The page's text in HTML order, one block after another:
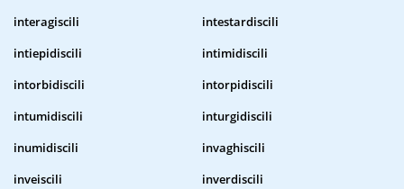
interagiscili
intestardiscili
intiepidiscili
intimidiscili
intorbidiscili
intorpidiscili
intumidiscili
inturgidiscili
inumidiscili
invaghiscili
inveiscili
inverdiscili